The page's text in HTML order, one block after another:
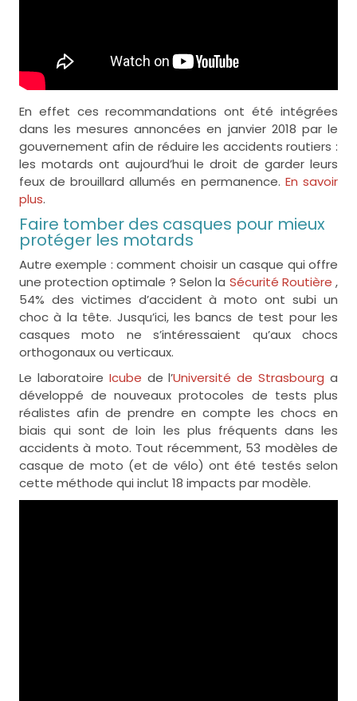
En effet ces recommandations ont été intégrées
dans les mesures annoncées en janvier 2018 par le
gouvernement afin de réduire les accidents routiers :
les motards ont aujourd’hui le droit de garder leurs
feux de brouillard allumés en permanence. En savoir
plus.
Faire tomber des casques pour mieux
protéger les motards
Autre exemple : comment choisir un casque qui offre
une protection optimale ? Selon la Sécurité Routière ,
54% des victimes d’accident à moto ont subi un
choc à la tête. Jusqu’ici, les bancs de test pour les
casques moto ne s’intéressaient qu’aux chocs
orthogonaux ou verticaux.
Le laboratoire Icube de l’Université de Strasbourg a
développé de nouveaux protocoles de tests plus
réalistes afin de prendre en compte les chocs en
biais qui sont de loin les plus fréquents dans les
accidents à moto. Tout récemment, 53 modèles de
casque de moto (et de vélo) ont été testés selon
cette méthode qui inclut 18 impacts par modèle.